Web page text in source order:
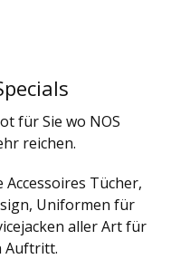
für Sie wo NOS
reichen.
Tücher,
Uniformen für
aller Art für
Auftritt.